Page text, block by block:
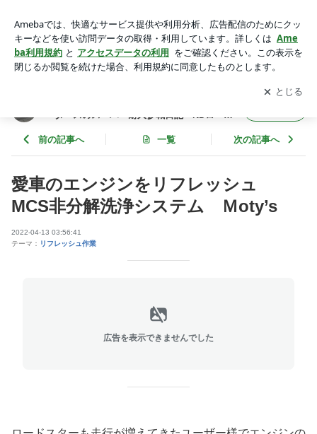
Ｍoty’s | 四国、愛媛にあるロードスター専門店村上モータース
のスーパー耐久参戦日記 NDロードスター 愛媛 四国
アプリをダウンロードして ブログの更新通知
を受け取りまし
ょう。
開く
ータースのスーパー耐久参戦日記 NDロード
前の記事へ 一覧 次の記事へ
愛車のエンジンをリフレッシュ
MCS非分解洗浄システム Ｍoty’s
2022-04-13 03:56:41
テーマ： リフレッシュ作業
広告を表示できませんでした